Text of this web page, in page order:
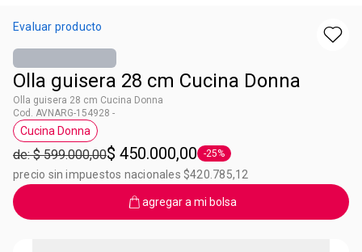
Evaluar producto
Olla guisera 28 cm Cucina Donna
Olla guisera 28 cm Cucina Donna
Cod. AVNARG-154928 -
Etiqueta Cucina Donna
Cucina Donna
de: $ 599.000,00$ 450.000,00 Etiqueta -25%
-25%
precio sin impuestos nacionales $420.785,12
agregar a mi bolsa